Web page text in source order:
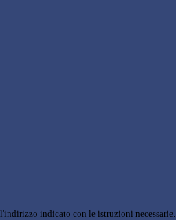
indicato con le istruzioni necessarie.